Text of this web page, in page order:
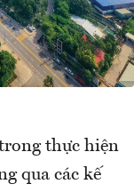
thực hiện
qua các kế